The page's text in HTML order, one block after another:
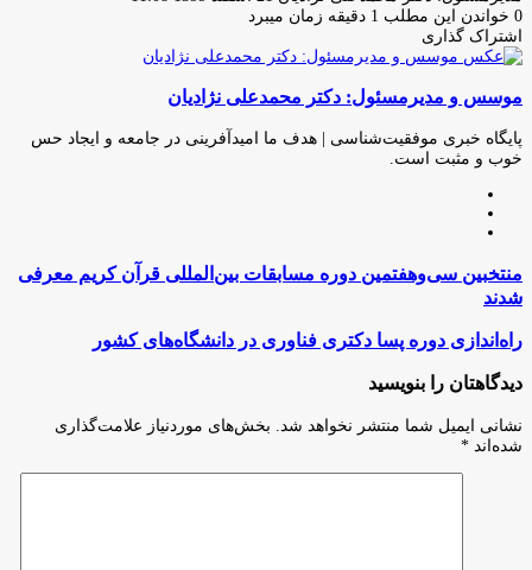
ایمیل
0 خواندن این مطلب 1 دقیقه زمان میبرد
اشتراک گذاری
فیس
توئیتر
لینکدین
واتس
تلگرام
اشتراک
از
ایمیل
چاپ
موسس و مدیرمسئول: دکتر محمدعلی نژادیان
پایگاه خبری موفقیت‌شناسی | هدف ما امیدآفرینی در جامعه و ایجاد حس
خوب و مثبت است.
منتخبین
سی‌وهفتمین
دوره
مسابقات
بین‌المللی
قرآن
کریم
شدند
منتخبین سی‌وهفتمین دوره مسابقات بین‌المللی قرآن کریم معرفی
شدند
راه‌اندازی
پسا
فناوری
در
راه‌اندازی دوره پسا دکتری فناوری در دانشگاه‌های کشور
دیدگاهتان را بنویسید
نشانی ایمیل شما منتشر نخواهد شد.
بخش‌های موردنیاز علامت‌گذاری
شده‌اند *